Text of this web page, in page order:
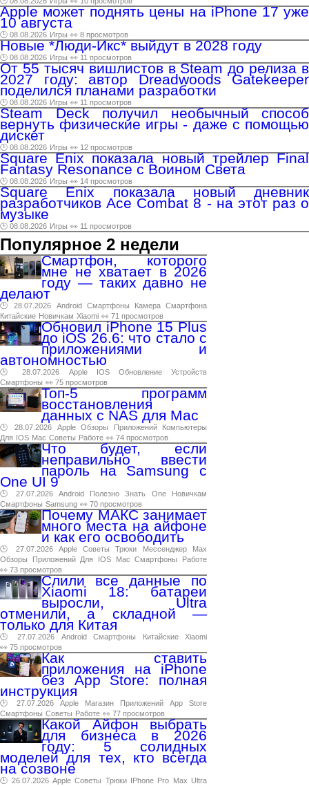
Apple может поднять цены на iPhone 17 уже
10 августа
🕑 08.08.2026 Игры 👀 8 просмотров
Новые *Люди-Икс* выйдут в 2028 году
🕑 08.08.2026 Игры 👀 11 просмотров
От 55 тысяч вишлистов в Steam до релиза в
2027 году: автор Dreadwoods Gatekeeper
поделился планами разработки
🕑 08.08.2026 Игры 👀 11 просмотров
Steam Deck получил необычный способ
вернуть физические игры - даже с помощью
дискет
🕑 08.08.2026 Игры 👀 12 просмотров
Square Enix показала новый трейлер Final
Fantasy Resonance с Воином Света
🕑 08.08.2026 Игры 👀 14 просмотров
Square Enix показала новый дневник
разработчиков Ace Combat 8 - на этот раз о
музыке
🕑 08.08.2026 Игры 👀 11 просмотров
Популярное 2 недели
Смартфон, которого
мне не хватает в 2026
году — таких давно не
делают
🕑 28.07.2026 Android Смартфоны Камера Смартфона
Китайские Новичкам Xiaomi 👀 71 просмотров
Обновил iPhone 15 Plus
до iOS 26.6: что стало с
приложениями и
автономностью
🕑 28.07.2026 Apple IOS Обновление
Устройств
Смартфоны 👀 75 просмотров
Топ-5 программ
восстановления
данных с NAS для Mac
🕑 28.07.2026 Apple Обзоры Приложений
Компьютеры
Для IOS Mac Советы Работе 👀 74 просмотров
Что будет, если
неправильно ввести
пароль на Samsung с
One UI 9
🕑 27.07.2026 Android Полезно Знать One
Новичкам
Смартфоны Samsung 👀 70 просмотров
Почему МАКС занимает
много места на айфоне
и как его освободить
🕑 27.07.2026 Apple Советы Трюки Мессенджер
Max
Обзоры
Приложений Для IOS Mac Смартфоны
Работе
👀 73 просмотров
Слили все данные по
Xiaomi 18: батареи
выросли, Ultra
отменили, а складной —
только для Китая
🕑 27.07.2026 Android Смартфоны Китайские
Xiaomi
👀 75 просмотров
Как ставить
приложения на iPhone
без App Store: полная
инструкция
🕑 27.07.2026 Apple Магазин Приложений App
Store
Смартфоны Советы Работе 👀 77 просмотров
Какой Айфон выбрать
для бизнеса в 2026
году: 5 солидных
моделей для тех, кто всегда
на созвоне
🕑 26.07.2026 Apple Советы Трюки IPhone Pro Max Ultra